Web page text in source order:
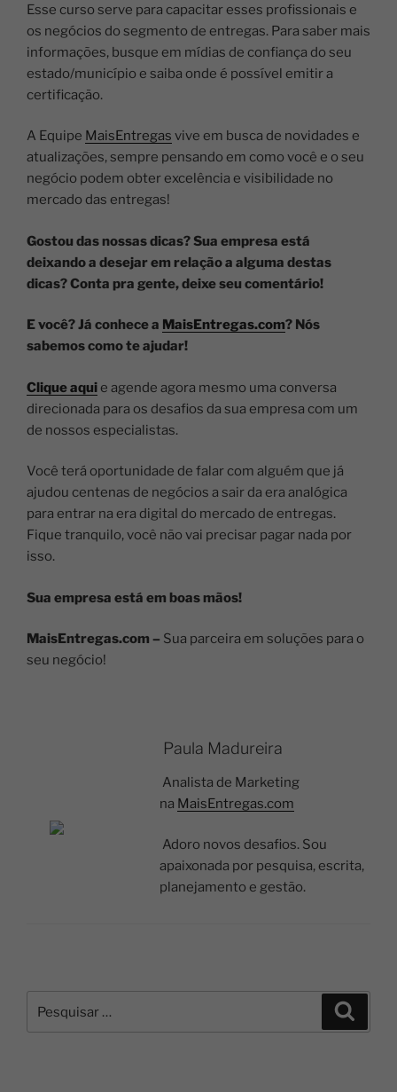
Esse curso serve para capacitar esses profissionais e
os negócios do segmento de entregas. Para saber mais
informações, busque em mídias de confiança do seu
estado/município e saiba onde é possível emitir a
certificação.
A Equipe MaisEntregas vive em busca de novidades e
atualizações, sempre pensando em como você e o seu
negócio podem obter excelência e visibilidade no
mercado das entregas!
Gostou das nossas dicas? Sua empresa está
deixando a desejar em relação a alguma destas
dicas? Conta pra gente, deixe seu comentário!
E você? Já conhece a MaisEntregas.com? Nós
sabemos como te ajudar!
Clique aqui e agende agora mesmo uma conversa
direcionada para os desafios da sua empresa com um
de nossos especialistas.
Você terá oportunidade de falar com alguém que já
ajudou centenas de negócios a sair da era analógica
para entrar na era digital do mercado de entregas.
Fique tranquilo, você não vai precisar pagar nada por
isso.
Sua empresa está em boas mãos!
MaisEntregas.com – Sua parceira em soluções para o
seu negócio!
Paula Madureira
Analista de Marketing
na MaisEntregas.com
Adoro novos desafios. Sou
apaixonada por pesquisa, escrita,
planejamento e gestão.